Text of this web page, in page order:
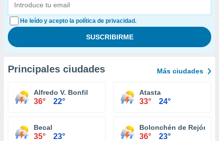
He leído y acepto la política de privacidad.
Principales ciudades Más ciudades
Alfredo V. Bonfil
36° 22°
Atasta
33° 24°
Becal
35° 23°
Bolonchén de Rejón
36° 23°